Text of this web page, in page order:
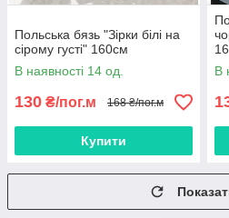
Польська бязь "Зірки білі на
сірому густі" 160см
В наявності 14 од.
130 ₴/пог.м 168 ₴/пог.м
Купити
В